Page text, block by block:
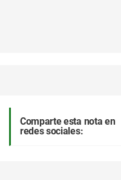
Comparte esta nota en
redes sociales: